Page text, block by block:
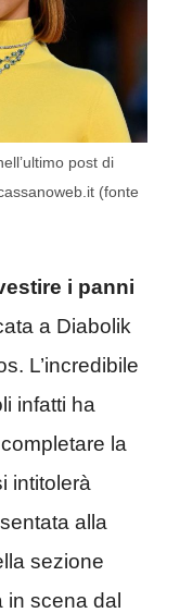
post di
(fonte
i panni
a Diabolik
L’incredibile
infatti ha
la
intitolerà
alla
sezione
in scena dal